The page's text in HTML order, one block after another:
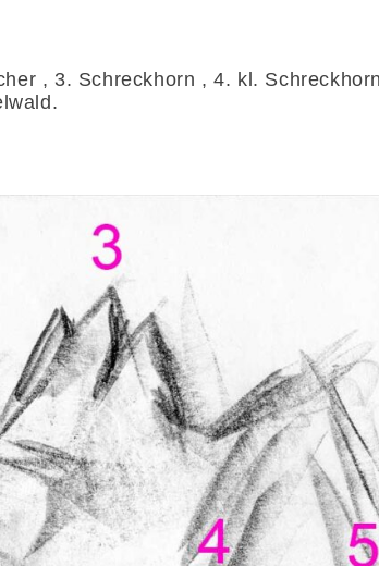
, 3. Schreckhorn , 4. kl.